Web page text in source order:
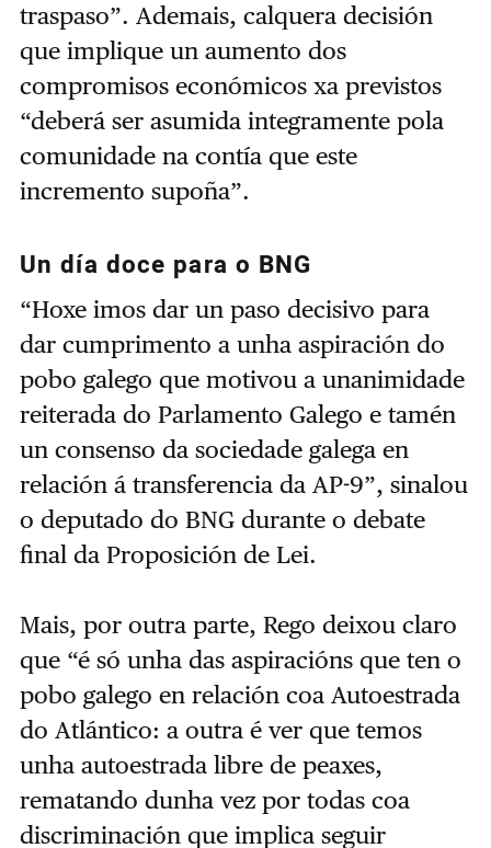
traspaso”. Ademais, calquera decisión
que implique un aumento dos
compromisos económicos xa previstos
“deberá ser asumida integramente pola
comunidade na contía que este
incremento supoña”.
Un día doce para o BNG
“Hoxe imos dar un paso decisivo para
dar cumprimento a unha aspiración do
pobo galego que motivou a unanimidade
reiterada do Parlamento Galego e tamén
un consenso da sociedade galega en
relación á transferencia da AP-9”, sinalou
o deputado do BNG durante o debate
final da Proposición de Lei.
Mais, por outra parte, Rego deixou claro
que “é só unha das aspiracións que ten o
pobo galego en relación coa Autoestrada
do Atlántico: a outra é ver que temos
unha autoestrada libre de peaxes,
rematando dunha vez por todas coa
discriminación que implica seguir